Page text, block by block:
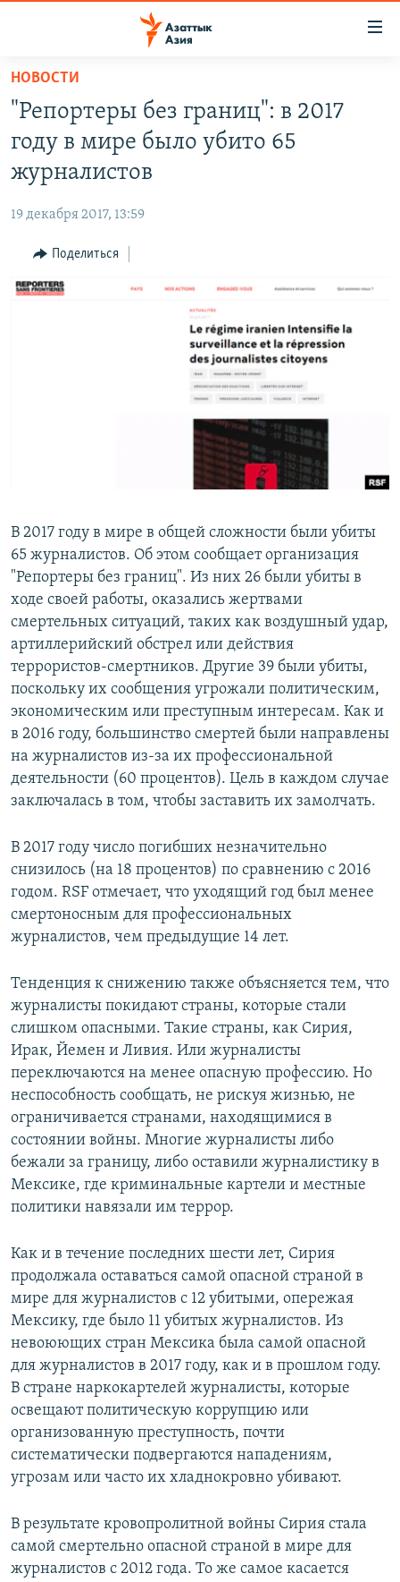
Вернуться
основному
содержанию
Вернутся
главной
навигации
Вернутся
поиску
ЦЕНТРАЛЬНАЯ АЗИЯ
КАЗАХСТАН
ТАДЖИКИСТАН
НОВОСТИ
ВОЙНА В УКРАИНЕ
ҚАЗАҚША
КЫРГЫЗЧА
ЎЗБЕКЧА
НОВОСТИ
"Репортеры без границ": в 2017
году в мире было убито 65
журналистов
19 декабря 2017, 13:59
Поделиться
В 2017 году в мире в общей сложности были убиты
65 журналистов. Об этом сообщает организация
"Репортеры без границ". Из них 26 были убиты в
ходе своей работы, оказались жертвами
смертельных ситуаций, таких как воздушный удар,
артиллерийский обстрел или действия
террористов-смертников. Другие 39 были убиты,
поскольку их сообщения угрожали политическим,
экономическим или преступным интересам. Как и
в 2016 году, большинство смертей были направлены
на журналистов из-за их профессиональной
деятельности (60 процентов). Цель в каждом случае
заключалась в том, чтобы заставить их замолчать.
В 2017 году число погибших незначительно
снизилось (на 18 процентов) по сравнению с 2016
годом. RSF отмечает, что уходящий год был менее
смертоносным для профессиональных
журналистов, чем предыдущие 14 лет.
Тенденция к снижению также объясняется тем, что
журналисты покидают страны, которые стали
слишком опасными. Такие страны, как Сирия,
Ирак, Йемен и Ливия. Или журналисты
переключаются на менее опасную профессию. Но
неспособность сообщать, не рискуя жизнью, не
ограничивается странами, находящимися в
состоянии войны. Многие журналисты либо
бежали за границу, либо оставили журналистику в
Мексике, где криминальные картели и местные
политики навязали им террор.
Как и в течение последних шести лет, Сирия
продолжала оставаться самой опасной страной в
мире для журналистов с 12 убитыми, опережая
Мексику, где было 11 убитых журналистов. Из
невоюющих стран Мексика была самой опасной
для журналистов в 2017 году, как и в прошлом году.
В стране наркокартелей журналисты, которые
освещают политическую коррупцию или
организованную преступность, почти
систематически подвергаются нападениям,
угрозам или часто их хладнокровно убивают.
В результате кровопролитной войны Сирия стала
самой смертельно опасной страной в мире для
журналистов с 2012 года. То же самое касается